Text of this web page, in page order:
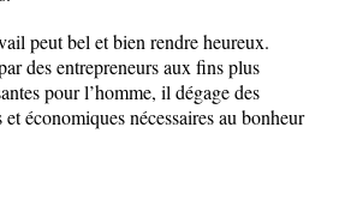
peut bel et bien rendre heureux.
des entrepreneurs aux fins plus
pour l’homme, il dégage des
économiques nécessaires au bonheur